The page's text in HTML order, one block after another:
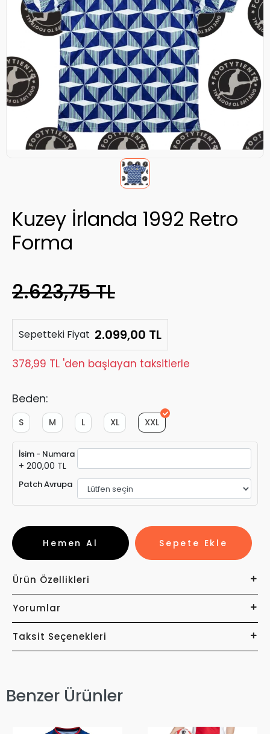
Kuzey İrlanda 1992 Retro
Forma
2.623,75 TL
Sepetteki Fiyat 2.099,00 TL
378,99 TL 'den başlayan taksitlerle
Beden:
XXL
XL
L
M
S
İsim - Numara
+ 200,00 TL
Patch Avrupa
Sepete Ekle
Hemen Al
Ürün Özellikleri
Yorumlar
Taksit Seçenekleri
Benzer Ürünler